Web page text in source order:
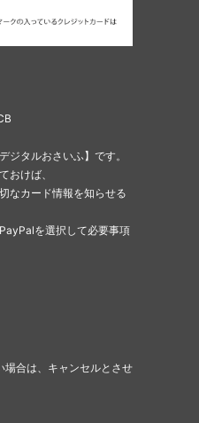
ジタルおさいふ】です。
おけば、
なカード情報を知らせる
を選択して必要事項
場合は、キャンセルとさせ